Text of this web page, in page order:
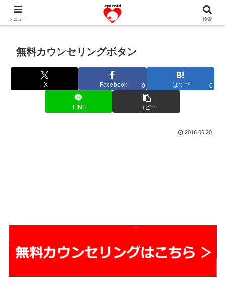
恋愛共感エピソード。あなたのストーリーを変えていく！。
無料カウンセリングボタン
X Facebook 0 はてブ 0
LINE コピー
2016.06.20
メニュー 検索